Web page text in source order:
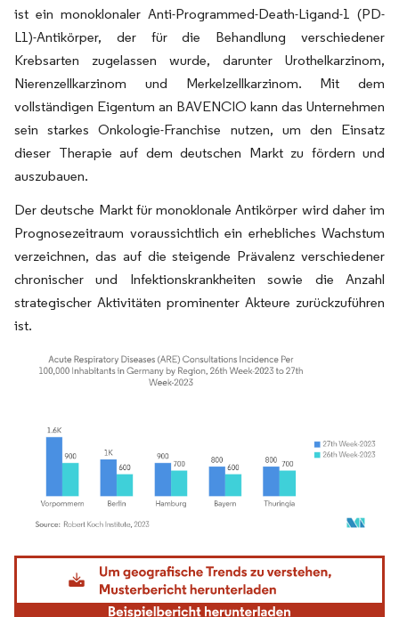
ist ein monoklonaler Anti-Programmed-Death-Ligand-1 (PD-
L1)-Antikörper, der für die Behandlung verschiedener
Krebsarten zugelassen wurde, darunter Urothelkarzinom,
Nierenzellkarzinom und Merkelzellkarzinom. Mit dem
vollständigen Eigentum an BAVENCIO kann das Unternehmen
sein starkes Onkologie-Franchise nutzen, um den Einsatz
dieser Therapie auf dem deutschen Markt zu fördern und
auszubauen.
Der deutsche Markt für monoklonale Antikörper wird daher im
Prognosezeitraum voraussichtlich ein erhebliches Wachstum
verzeichnen, das auf die steigende Prävalenz verschiedener
chronischer und Infektionskrankheiten sowie die Anzahl
strategischer Aktivitäten prominenter Akteure zurückzuführen
ist.
Bild © Mordor Intelligence. Wiederverwendung erfordert Namensnennung gemäß